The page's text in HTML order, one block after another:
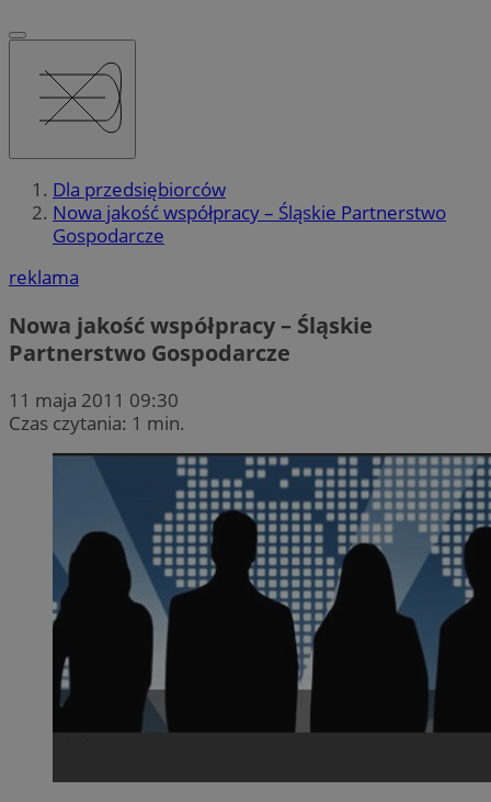
Dla przedsiębiorców
Nowa jakość współpracy – Śląskie Partnerstwo
Gospodarcze
reklama
Nowa jakość współpracy – Śląskie
Partnerstwo Gospodarcze
11 maja 2011 09:30
Czas czytania: 1 min.